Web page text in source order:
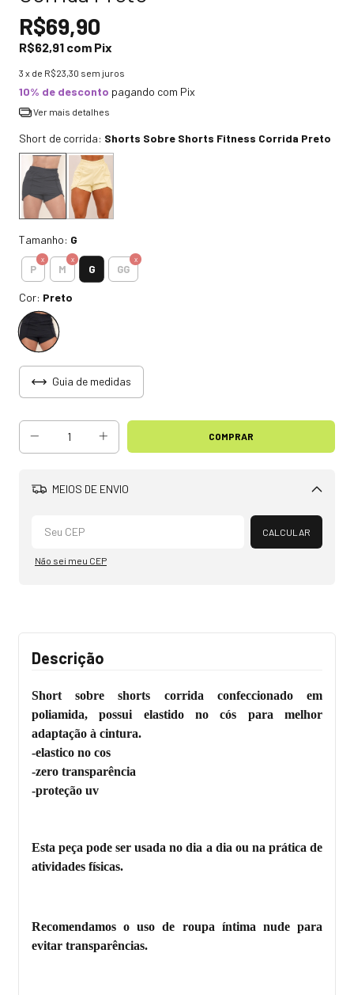
R$69,90
R$62,91 com Pix
3 x de R$23,30 sem juros
10% de desconto pagando com Pix
Ver mais detalhes
Short de corrida: Shorts Sobre Shorts Fitness Corrida Preto
Tamanho: G
P M G GG
Cor: Preto
Guia de medidas
MEIOS DE ENVIO
Alterar CEP
CALCULAR
Não sei meu CEP
Descrição
Short sobre shorts corrida confeccionado em
poliamida, possui elastido no cós para melhor
adaptação à cintura.
-elastico no cos
-zero transparência
-proteção uv
Esta peça pode ser usada no dia a dia ou na prática de
atividades físicas.
Recomendamos o uso de roupa íntima nude para
evitar transparências.